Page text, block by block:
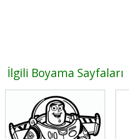
İlgili Boyama Sayfaları